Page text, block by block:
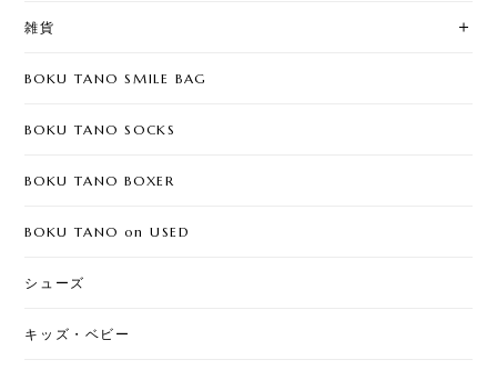
雑貨
BOKU TANO SMILE BAG
BOKU TANO SOCKS
BOKU TANO BOXER
BOKU TANO on USED
シューズ
キッズ・ベビー